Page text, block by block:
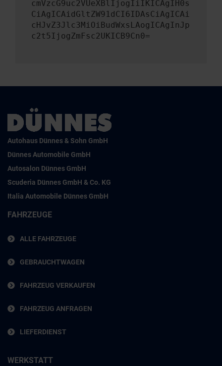
cmVzcG9uc2VUeXBlIjogIiIKICAgIH0s
CiAgICAidGltZW91dCI6IDAsCiAgICAi
cHJvZ3Jlc3MiOiBudWxsLAogICAgInJp
c2t5IjogZmFsc2UKICB9Cn0=
Autohaus Dünnes & Sohn GmbH
Dünnes Automobile GmbH
Autosalon Dünnes GmbH
Scuderia Dünnes GmbH & Co. KG
Italia Automobile Dünnes GmbH
FAHRZEUGE
ALLE FAHRZEUGE
GEBRAUCHTWAGEN
FAHRZEUG VERKAUFEN
FAHRZEUG ANFRAGEN
LIEFERDIENST
WERKSTATT